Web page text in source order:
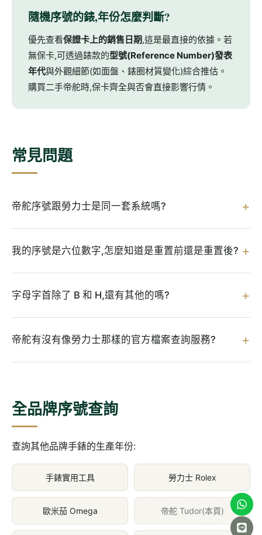
隨機序號的錶,年份怎麼判斷?
優先查看保證卡上的銷售日期,這是最直接的依據。若
無保卡,可透過錶款的型號(Reference Number)發表
年代與外觀細節(如面盤、錶圈材質變化)綜合推估。
購買二手帝舵時,保卡齊全與否會直接影響行情。
常見問題
帝舵序號跟勞力士是同一套系統嗎?
我的序號是六位數字,怎麼知道是重置前還是重置後?
字母字首除了 B 和 H,還有其他的嗎?
帝舵有沒有像勞力士那樣的官方檔案查詢服務?
全品牌序號查詢
查詢其他品牌手錶的生產年份:
手錶實用工具 勞力士 Rolex
歐米茄 Omega 帝舵 Tudor(本頁)